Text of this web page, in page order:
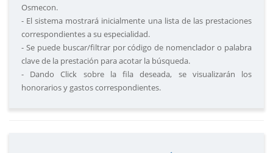
Osmecon.
- El sistema mostrará inicialmente una lista de las prestaciones
correspondientes a su especialidad.
- Se puede buscar/filtrar por código de nomenclador o palabra
clave de la prestación para acotar la búsqueda.
- Dando Click sobre la fila deseada, se visualizarán los
honorarios y gastos correspondientes.